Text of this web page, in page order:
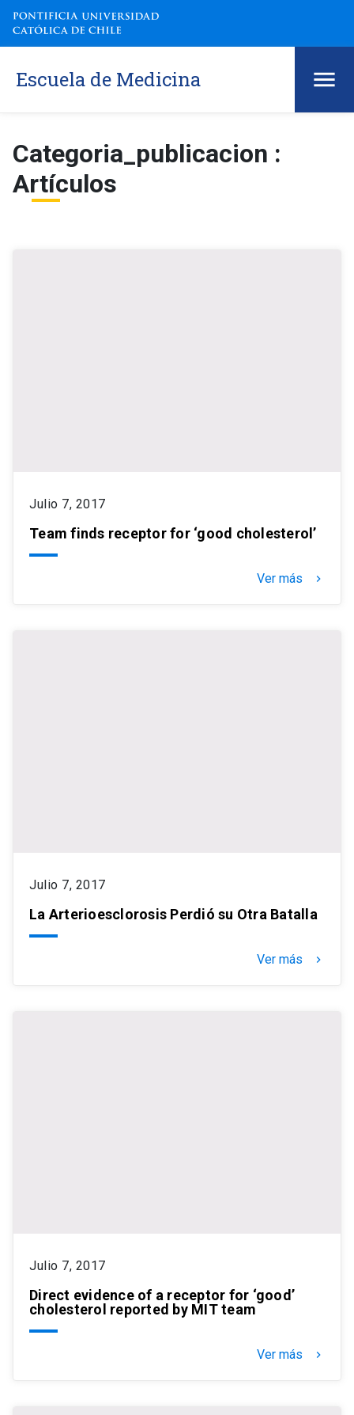
Escuela de Medicina
Categoria_publicacion :
Artículos
Julio 7, 2017
Team finds receptor for ‘good cholesterol’
Ver más keyboard_arrow_right
Julio 7, 2017
La Arterioesclorosis Perdió su Otra Batalla
Ver más keyboard_arrow_right
Julio 7, 2017
Direct evidence of a receptor for ‘good’
cholesterol reported by MIT team
Ver más keyboard_arrow_right